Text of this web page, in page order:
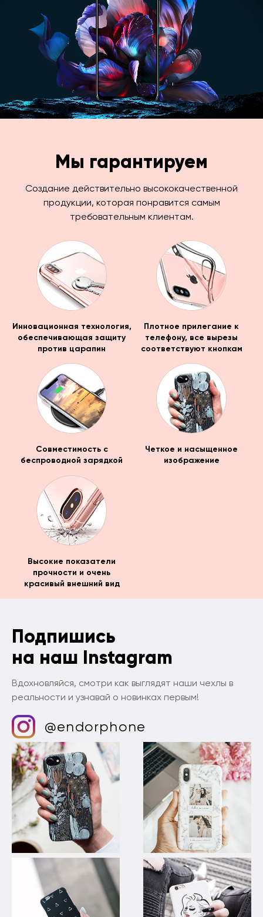
Мы гарантируем
Создание действительно высококачественной
продукции, которая понравится самым
требовательным клиентам.
Инновационная технология,
обеспечивающая защиту
против царапин
Плотное прилегание к
телефону, все вырезы
соответствуют кнопкам
Совместимость с
беспроводной зарядкой
Четкое и насыщенное
изображение
Высокие показатели
прочности и очень
красивый внешний вид
Подпишись
на наш Instagram
Вдохновляйся, смотри как выглядят наши чехлы в
реальности и узнавай о новинках первым!
@endorphone